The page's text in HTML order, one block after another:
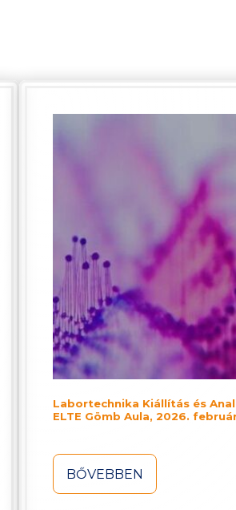
Labortechnika Kiállítás és
ELTE Gömb Aula, 2026. február
BŐVEBBEN